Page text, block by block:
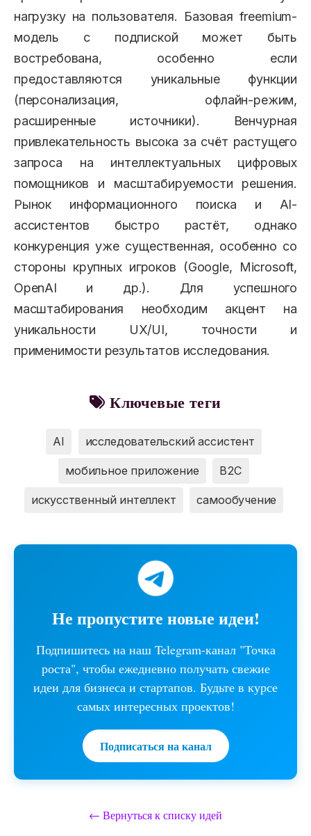
нагрузку на пользователя. Базовая freemium-
модель с подпиской может быть
востребована, особенно если
предоставляются уникальные функции
(персонализация, офлайн-режим,
расширенные источники). Венчурная
привлекательность высока за счёт растущего
запросa на интеллектуальных цифровых
помощников и масштабируемости решения.
Рынок информационного поиска и AI-
ассистентов быстро растёт, однако
конкуренция уже существенная, особенно со
стороны крупных игроков (Google, Microsoft,
OpenAI и др.). Для успешного
масштабирования необходим акцент на
уникальности UX/UI, точности и
применимости результатов исследования.
Ключевые теги
AI исследовательский ассистент
мобильное приложение B2C
искусственный интеллект самообучение
Не пропустите новые идеи!
Подпишитесь на наш Telegram-канал "Точка
роста", чтобы ежедневно получать свежие
идеи для бизнеса и стартапов. Будьте в курсе
самых интересных проектов!
Подписаться на канал
← Вернуться к списку идей